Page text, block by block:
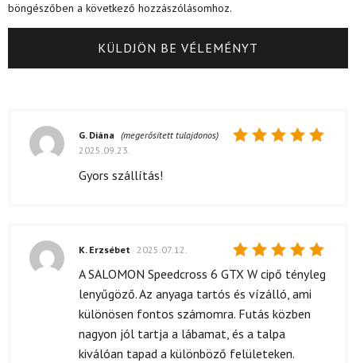
böngészőben a következő hozzászólásomhoz.
G. Diána (megerősített tulajdonos)
2025.09.23.
Gyors szállítás!
Értékelés:
/ 5
K. Erzsébet 2025.07.12.
A SALOMON Speedcross 6 GTX W cipő tényleg
lenyűgöző. Az anyaga tartós és vízálló, ami
különösen fontos számomra. Futás közben
nagyon jól tartja a lábamat, és a talpa
kiválóan tapad a különböző felületeken.